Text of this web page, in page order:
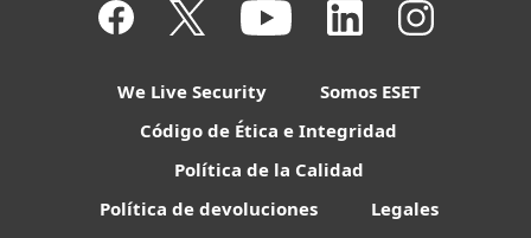
We Live Security
Somos ESET
Código de Ética e Integridad
Política de la Calidad
Política de devoluciones
Legales